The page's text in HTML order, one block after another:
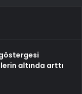
altında arttı